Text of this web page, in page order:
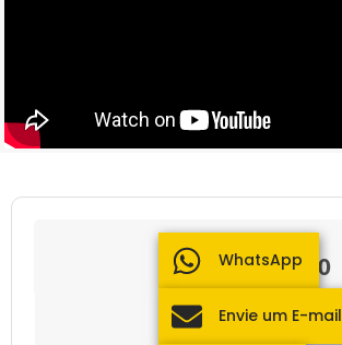
R$ 3.000.000,00
IPTU​:0.01
Condomínio​:
WhatsApp
Envie um E-mail